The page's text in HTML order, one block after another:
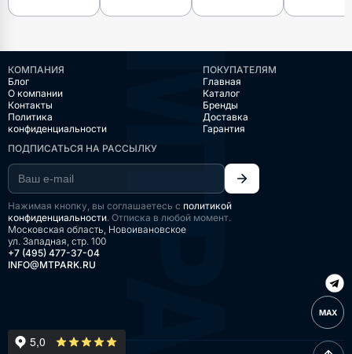
КОМПАНИЯ
Блог
О компании
Контакты
Политика
конфиденциальности
ПОКУПАТЕЛЯМ
Главная
Каталог
Бренды
Доставка
Гарантия
ПОДПИСАТЬСЯ НА РАССЫЛКУ
Нажимая кнопку, вы соглашаетесь с политикой
конфиденциальности. Отписка в любой момент.
Московская область, Новоивановское
ул. Западная, стр. 100
+7 (495) 477-37-04
INFO@MTPARK.RU
MAX